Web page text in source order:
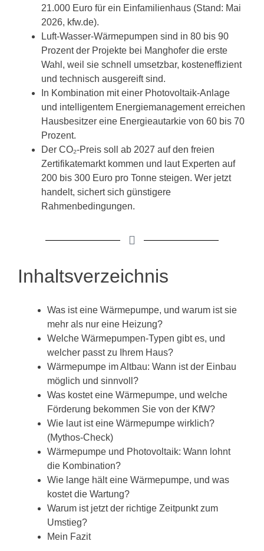
21.000 Euro für ein Einfamilienhaus (Stand: Mai
2026, kfw.de).
Luft-Wasser-Wärmepumpen sind in 80 bis 90
Prozent der Projekte bei Manghofer die erste
Wahl, weil sie schnell umsetzbar, kosteneffizient
und technisch ausgereift sind.
In Kombination mit einer Photovoltaik-Anlage
und intelligentem Energiemanagement erreichen
Hausbesitzer eine Energieautarkie von 60 bis 70
Prozent.
Der CO₂-Preis soll ab 2027 auf den freien
Zertifikatemarkt kommen und laut Experten auf
200 bis 300 Euro pro Tonne steigen. Wer jetzt
handelt, sichert sich günstigere
Rahmenbedingungen.
Inhaltsverzeichnis
Was ist eine Wärmepumpe, und warum ist sie
mehr als nur eine Heizung?
Welche Wärmepumpen-Typen gibt es, und
welcher passt zu Ihrem Haus?
Wärmepumpe im Altbau: Wann ist der Einbau
möglich und sinnvoll?
Was kostet eine Wärmepumpe, und welche
Förderung bekommen Sie von der KfW?
Wie laut ist eine Wärmepumpe wirklich?
(Mythos-Check)
Wärmepumpe und Photovoltaik: Wann lohnt
die Kombination?
Wie lange hält eine Wärmepumpe, und was
kostet die Wartung?
Warum ist jetzt der richtige Zeitpunkt zum
Umstieg?
Mein Fazit